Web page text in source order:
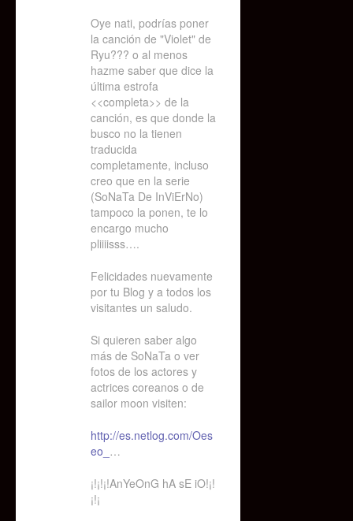
Oye nati, podrías poner
la canción de "Violet" de
Ryu??? o al menos
hazme saber que dice la
última estrofa
<<completa>> de la
canción, es que donde la
busco no la tienen
traducida
completamente, incluso
creo que en la serie
(SoNaTa De InViErNo)
tampoco la ponen, te lo
encargo mucho
pliiiisss….
Felicidades nuevamente
por tu Blog y a todos los
visitantes un saludo.
Si quieren saber algo
más de SoNaTa o ver
fotos de los actores y
actrices coreanos o de
sailor moon visiten:
http://es.netlog.com/Oes
eo_ …
¡!¡!¡!AnYeOnG hA sE iO!¡!
¡!¡